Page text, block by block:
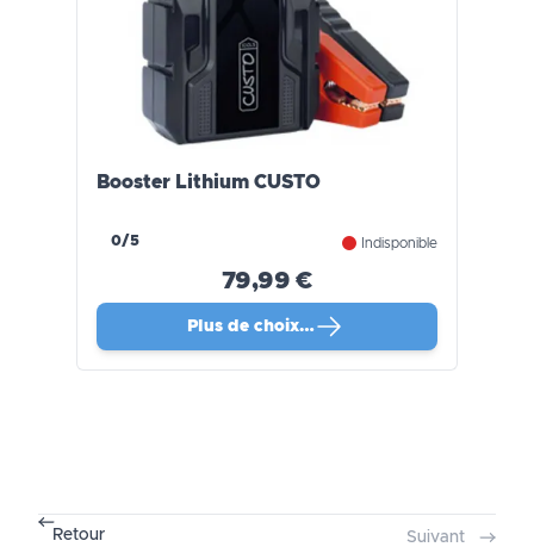
Booster Lithium CUSTO
0/5 Indisponible
79,99 €
Plus de choix…
Retour Suivant